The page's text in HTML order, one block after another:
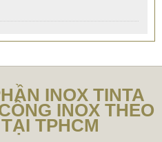
INOX TINTA
INOX THEO
TPHCM